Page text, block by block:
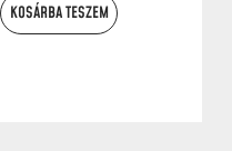
KOSÁRBA TESZEM